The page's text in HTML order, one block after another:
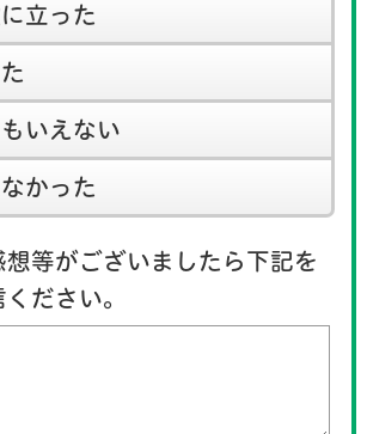
立った
いえない
かった
想等がございましたら下記を
ださい。